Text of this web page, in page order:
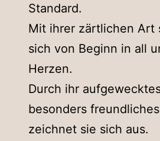
Standard.
Mit ihrer zärtlichen Art
sich von Beginn in all
Herzen.
Durch ihr
besonders
zeichnet sie sich aus.